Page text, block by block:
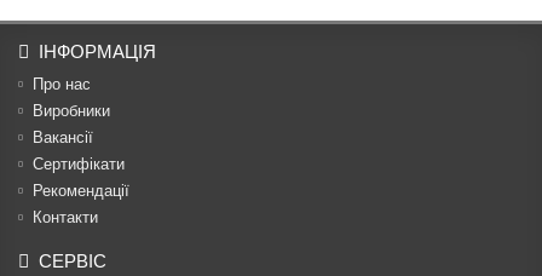
ІНФОРМАЦІЯ
Про нас
Виробники
Вакансії
Сертифікати
Рекомендації
Контакти
СЕРВІС